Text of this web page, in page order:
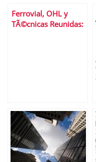
caiga un 35%
Ferrovial, OHL y
TÃ©cnicas Reunidas: